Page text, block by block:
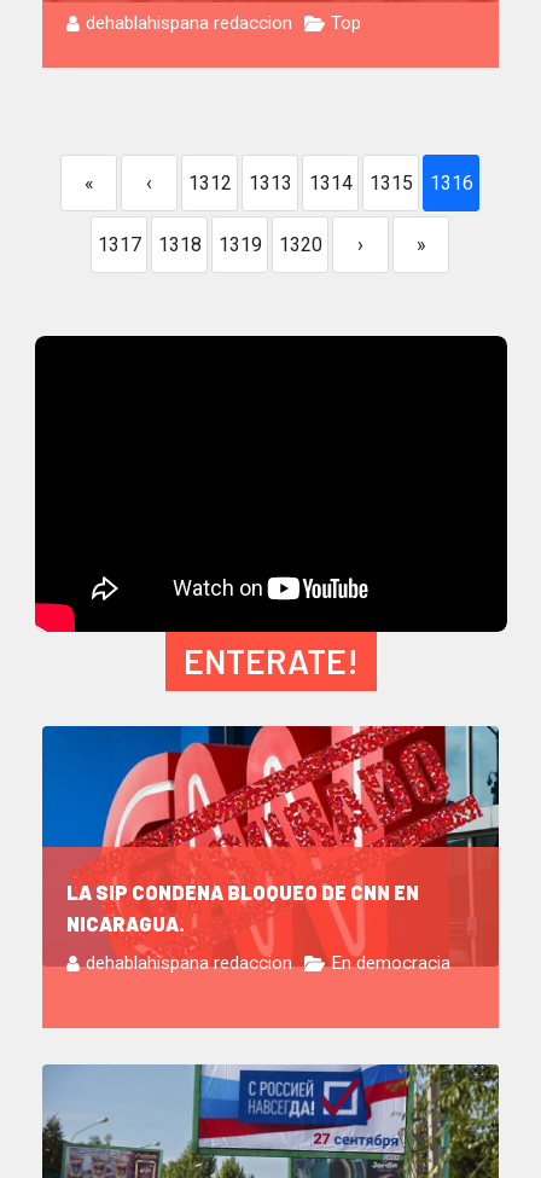
dehablahispana redaccion Top
« ‹ 1312 1313 1314 1315 1316
1317 1318 1319 1320 › »
ENTERATE!
LA SIP CONDENA BLOQUEO DE CNN EN
NICARAGUA.
dehablahispana redaccion En democracia